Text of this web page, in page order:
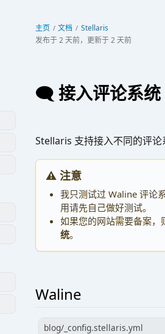
主页 文档
Stellaris
发布于2 天前，更新于2 天前
🗨️ 接入评论系统
Stellaris 支持接入不同的评论
⚠️ 注意
我只测试过 Waline 评论
用请先自己做好测试。
如果您的网站需要备案
统。
Waline
blog/_config.stellaris.yml